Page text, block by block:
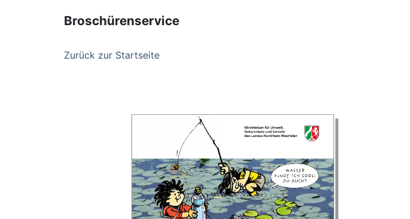
Broschürenservice
Zurück zur Startseite